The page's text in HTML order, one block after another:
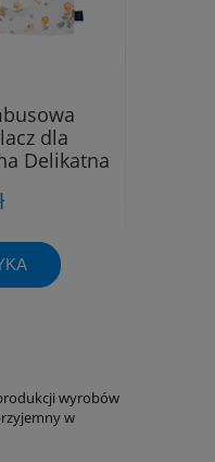
dla
Delikatna
wyrobów
w